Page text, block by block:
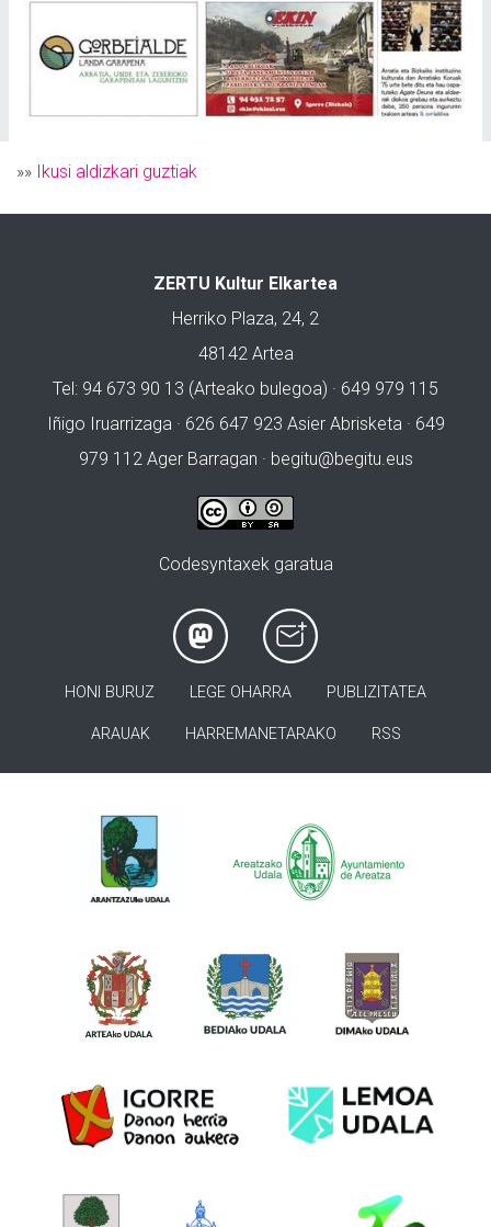
»» Ikusi aldizkari guztiak
ZERTU Kultur Elkartea
Herriko Plaza, 24, 2
48142 Artea
Tel: 94 673 90 13 (Arteako bulegoa) · 649 979 115
Iñigo Iruarrizaga · 626 647 923 Asier Abrisketa · 649
979 112 Ager Barragan · begitu@begitu.eus
Codesyntaxek garatua
HONI BURUZ LEGE OHARRA PUBLIZITATEA
ARAUAK HARREMANETARAKO RSS